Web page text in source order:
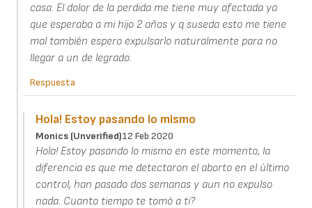
casa. El dolor de la perdida me tiene muy afectada ya
que esperaba a mi hijo 2 años y q suseda esto me tiene
mal también espero expulsarlo naturalmente para no
llegar a un de legrado.
Respuesta
Hola! Estoy pasando lo mismo
Monics (unverified)12 Feb 2020
Hola! Estoy pasando lo mismo en este momento, la
diferencia es que me detectaron el aborto en el último
control, han pasado dos semanas y aun no expulso
nada. Cuanto tiempo te tomó a ti?